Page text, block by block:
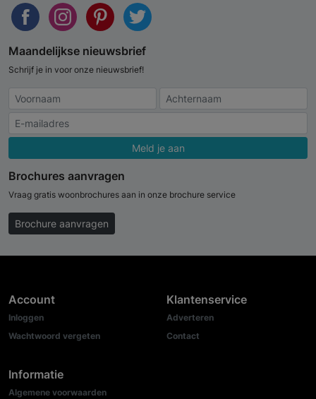
Maandelijkse nieuwsbrief
Schrijf je in voor onze nieuwsbrief!
Meld je aan
Brochures aanvragen
Vraag gratis woonbrochures aan in onze brochure service
Brochure aanvragen
Account
Inloggen
Wachtwoord vergeten
Informatie
Algemene voorwaarden
Klantenservice
Adverteren
Contact